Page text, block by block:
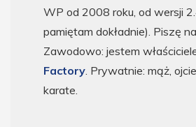
WP od 2008 roku, od wersji
pamiętam dokładnie). Piszę
Zawodowo: jestem
Factory . Prywatnie: mąż,
karate.